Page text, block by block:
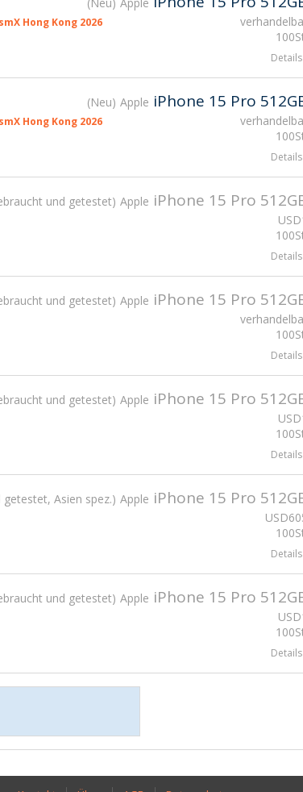
Hong Kong 2026
Details
Neu Apple iPhone 15 Pro
Hong Kong 2026
Details
und getestet Apple iPhone 15 Pro
USD
Details
und getestet Apple iPhone 15 Pro
Details
und getestet Apple iPhone 15 Pro
USD
Details
getestet, Asien spez. Apple iPhone 15 Pro
USD
Details
und getestet Apple iPhone 15 Pro
USD
Details